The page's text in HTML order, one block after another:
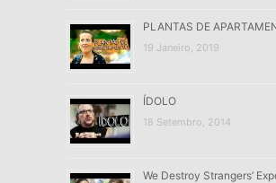
PLANTAS DE
19 Janeiro, 2019
ÍDOLO
18 Setembro, 2014
We Destroy Strangers’